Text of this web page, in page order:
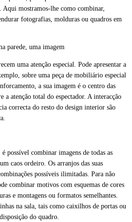
Aqui mostramos-lhe como combinar,
fotografias, molduras ou quadros em
parede, uma imagem
uma atenção especial. Pode apresentar a
sobre uma peça de mobiliário especial
a sua imagem é o centro das
a atenção total do espectador. A interacção
correcta do resto do design interior são
possível combinar imagens de todas as
caos ordeiro. Os arranjos das suas
possíveis ilimitadas. Para não
combinar motivos com esquemas de cores
e montagens ou formatos semelhantes.
na sala, tais como caixilhos de portas ou
do quadro.